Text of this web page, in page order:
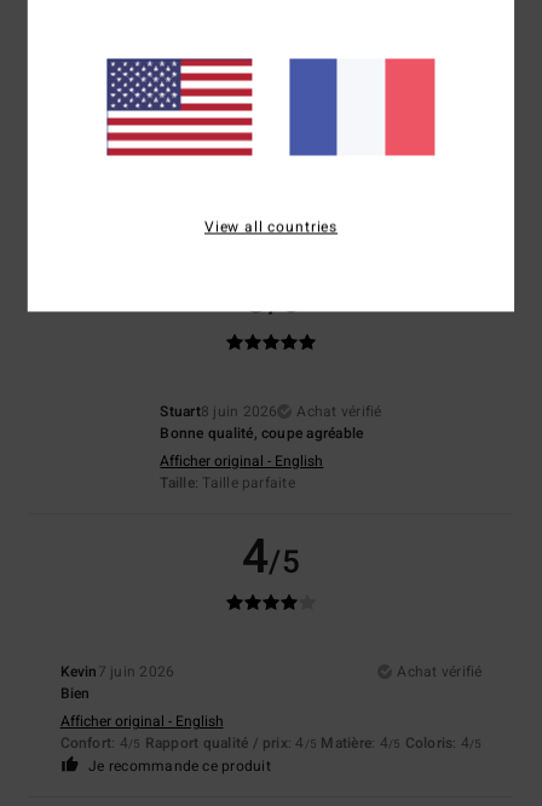
25 juin 2026
Parce que tout était parfait
Afficher original - Deutsch
Je recommande ce produit
5/5
Stuart8 juin 2026
Achat vérifié
Bonne qualité, coupe agréable
Afficher original - English
Taille: Taille parfaite
4/5
Kevin 7 juin 2026
Achat vérifié
Bien
Afficher original - English
Confort: 4/5 Rapport qualité / prix: 4 /5 Matière: 4/5 Coloris: 4/5
Je recommande ce produit
View all countries